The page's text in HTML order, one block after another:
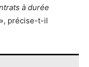
à durée
», précise-t-il